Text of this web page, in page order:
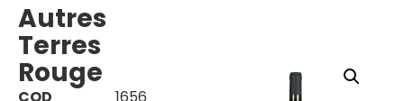
Autres
Terres
Rouge